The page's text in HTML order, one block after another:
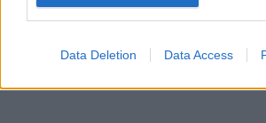
Data Deletion Data Access
Rubrika „Keliauk su reporteriu“ 2018-